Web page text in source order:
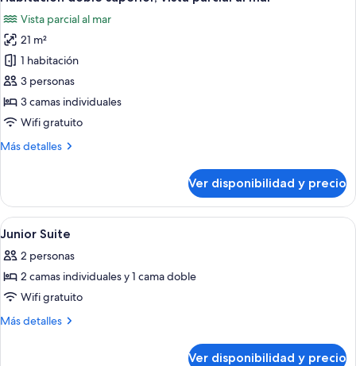
todas
las
fotos
de
Habitación
doble
superior,
parcial
Vista parcial al mar
21 m²
1 habitación
3 personas
3 camas individuales
Wifi gratuito
Más detalles
Más
doble
superior,
vista
al
mar
Ver disponibilidad y precio
Ver
todas
las
fotos
de
Junior
Minibar, caja de seguridad en la
4
Junior Suite
2 personas
2 camas individuales y 1 cama doble
Wifi gratuito
Más detalles
Más
Ver disponibilidad y precio